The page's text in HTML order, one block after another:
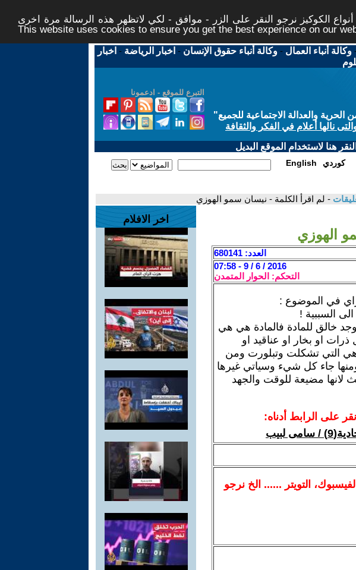
الكوكيز نرجو النقر على الزر - موافق - لكي لاتظهر هذه الرسالة مرة اخرى -
This website uses cookies to ensure you get the best experience on our
وكالة أنباء العمال -وكالة أنباء حقوق الإنسان - اخبار الرياضة - اخبار
التبرع للموقع - ادعمونا
والعدالة الاجتماعية للجميع"
نالها أعلام في الفكر والثقافة
هنا لاستخدام الموقع البديل
English كوردي
- لم اقرأ الكلمة - نيسان سمو الهوزي
الهوزي
العدد: 680141
2016 / 6 / 9 - 07:58
التحكم: الحوار المتمدن
في الموضوع :
السببية !
خالق للمادة فالمادة هي هي
او بخار او عناقيد او
وهي التي تشكلت وتبلورت ومن
جاء كل شيء وسياتي غيرها
لانها مضيعة للوقت والجهد
على الرابط أدناه:
لبيب
، التويتر ...... الخ نرجو
اخر الافلام